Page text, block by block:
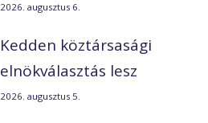
2026. augusztus 6.
Kedden köztársasági
elnökválasztás lesz
2026. augusztus 5.